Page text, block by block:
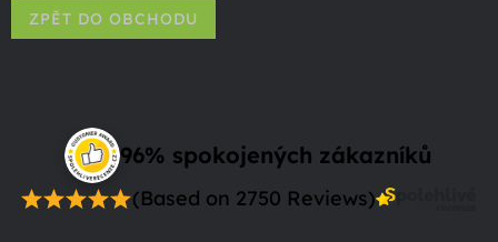
ZPĚT DO OBCHODU
96% spokojených zákazníků
(Based on 2750 Reviews)